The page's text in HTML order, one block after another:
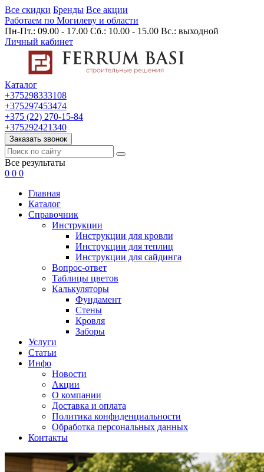
Все скидки Бренды Все акции
Работаем по Могилеву и области
Пн-Пт.: 09.00 - 17.00 Сб.: 10.00 - 15.00 Вс.: выходной
Личный кабинет
Каталог
+375298333108
+375297453474
+375 (22) 270-15-84
+375292421340
Заказать звонок
Все результаты
0 0 0
Главная
Каталог
Cправочник
Инструкции
Инструкции для кровли
Инструкции для теплиц
Инструкции для сайдинга
Вопрос-ответ
Таблицы цветов
Калькуляторы
Фундамент
Стены
Кровля
Заборы
Услуги
Статьи
Инфо
Новости
Акции
О компании
Доставка и оплата
Политика конфиденциальности
Обработка персональных данных
Контакты